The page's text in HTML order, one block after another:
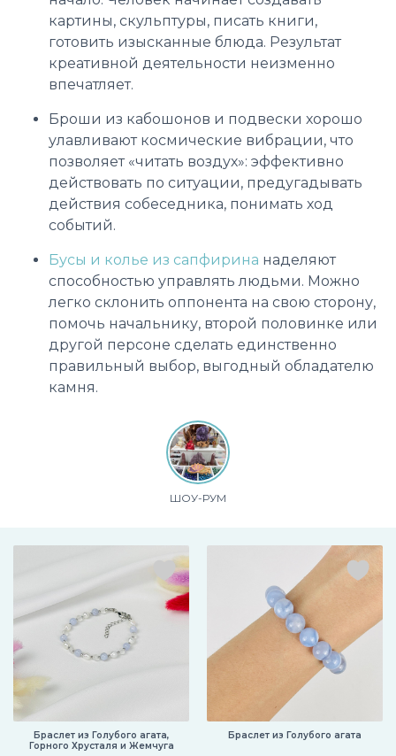
картины, скульптуры, писать книги,
готовить изысканные блюда. Результат
креативной деятельности неизменно
впечатляет.
Броши из кабошонов и подвески хорошо
улавливают космические вибрации, что
позволяет «читать воздух»: эффективно
действовать по ситуации, предугадывать
действия собеседника, понимать ход
событий.
Бусы и колье из сапфирина наделяют
способностью управлять людьми. Можно
легко склонить оппонента на свою сторону,
помочь начальнику, второй половинке или
другой персоне сделать единственно
правильный выбор, выгодный обладателю
камня.
ШОУ-РУМ
Браслет из Голубого агата,
Горного Хрусталя и Жемчуга
Браслет из Голубого агата